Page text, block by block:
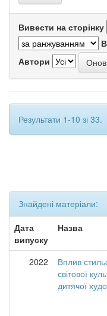
Вивести на сторінку
Автори
Результати 1-10 зі 33.
Знайдені матеріали:
Дата
випуску
Назва
2022
Вплив
світової
дитячої